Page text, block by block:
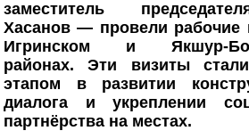
заместитель
Хасанов — провели рабочие
Игринском и Якшур-
районах. Эти визиты
этапом в развитии
диалога и укреплении
партнёрства на местах.